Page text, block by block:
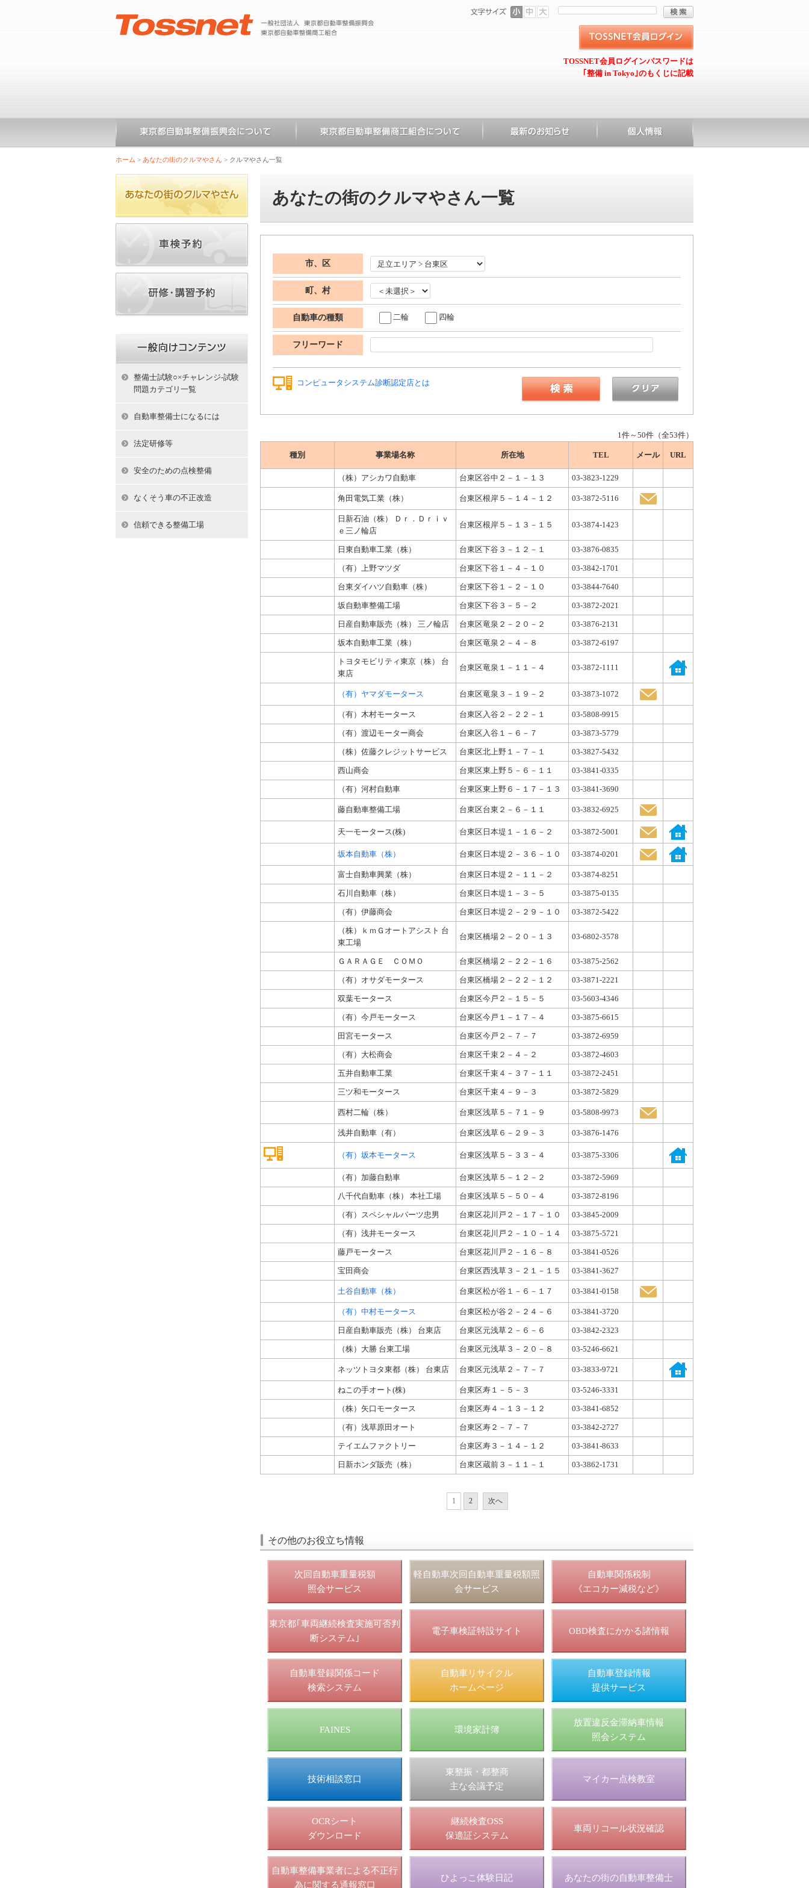
TOSSNET会員ログインパスワードは
｢整備 in Tokyo｣のもくじに記載
ホーム > あなたの街のクルマやさん > クルマやさん一覧
あなたの街のクルマやさん一覧
市、区
町、村
自動車の種類 二輪 四輪
フリーワード
コンピュータシステム診断認定店とは
1件～50件（全53件）
種別 事業場名称 所在地 TEL メール URL
（株）アシカワ自動車 台東区谷中２－１－１３ 03-3823-1229
角田電気工業（株） 台東区根岸５－１４－１２ 03-3872-5116
日新石油（株） Ｄｒ．Ｄｒｉｖ
ｅ三ノ輪店
台東区根岸５－１３－１５ 03-3874-1423
日東自動車工業（株） 台東区下谷３－１２－１ 03-3876-0835
（有）上野マツダ 台東区下谷１－４－１０ 03-3842-1701
台東ダイハツ自動車（株） 台東区下谷１－２－１０ 03-3844-7640
坂自動車整備工場 台東区下谷３－５－２ 03-3872-2021
日産自動車販売（株） 三ノ輪店 台東区竜泉２－２０－２ 03-3876-2131
坂本自動車工業（株） 台東区竜泉２－４－８ 03-3872-6197
トヨタモビリティ東京（株） 台
東店
台東区竜泉１－１１－４ 03-3872-1111
（有）ヤマダモータース 台東区竜泉３－１９－２ 03-3873-1072
（有）木村モータース 台東区入谷２－２２－１ 03-5808-9915
（有）渡辺モーター商会 台東区入谷１－６－７ 03-3873-5779
（株）佐藤クレジットサービス 台東区北上野１－７－１ 03-3827-5432
西山商会 台東区東上野５－６－１１ 03-3841-0335
（有）河村自動車 台東区東上野６－１７－１３ 03-3841-3690
藤自動車整備工場 台東区台東２－６－１１ 03-3832-6925
天一モータース(株) 台東区日本堤１－１６－２ 03-3872-5001
坂本自動車（株） 台東区日本堤２－３６－１０ 03-3874-0201
富士自動車興業（株） 台東区日本堤２－１１－２ 03-3874-8251
石川自動車（株） 台東区日本堤１－３－５ 03-3875-0135
（有）伊藤商会 台東区日本堤２－２９－１０ 03-3872-5422
（株）ｋｍＧオートアシスト 台
東工場
台東区橋場２－２０－１３ 03-6802-3578
ＧＡＲＡＧＥ ＣＯＭＯ 台東区橋場２－２２－１６ 03-3875-2562
（有）オサダモータース 台東区橋場２－２２－１２ 03-3871-2221
双葉モータース 台東区今戸２－１５－５ 03-5603-4346
（有）今戸モータース 台東区今戸１－１７－４ 03-3875-6615
田宮モータース 台東区今戸２－７－７ 03-3872-6959
（有）大松商会 台東区千束２－４－２ 03-3872-4603
五井自動車工業 台東区千束４－３７－１１ 03-3872-2451
三ツ和モータース 台東区千束４－９－３ 03-3872-5829
西村二輪（株） 台東区浅草５－７１－９ 03-5808-9973
浅井自動車（有） 台東区浅草６－２９－３ 03-3876-1476
（有）坂本モータース 台東区浅草５－３３－４ 03-3875-3306
（有）加藤自動車 台東区浅草５－１２－２ 03-3872-5969
八千代自動車（株） 本社工場 台東区浅草５－５０－４ 03-3872-8196
（有）スペシャルパーツ忠男 台東区花川戸２－１７－１０ 03-3845-2009
（有）浅井モータース 台東区花川戸２－１０－１４ 03-3875-5721
藤戸モータース 台東区花川戸２－１６－８ 03-3841-0526
宝田商会 台東区西浅草３－２１－１５ 03-3841-3627
土谷自動車（株） 台東区松が谷１－６－１７ 03-3841-0158
（有）中村モータース 台東区松が谷２－２４－６ 03-3841-3720
日産自動車販売（株） 台東店 台東区元浅草２－６－６ 03-3842-2323
（株）大勝 台東工場 台東区元浅草３－２０－８ 03-5246-6621
ネッツトヨタ東都（株） 台東店 台東区元浅草２－７－７ 03-3833-9721
ねこの手オート(株) 台東区寿１－５－３ 03-5246-3331
（株）矢口モータース 台東区寿４－１３－１２ 03-3841-6852
（有）浅草原田オート 台東区寿２－７－７ 03-3842-2727
テイエムファクトリー 台東区寿３－１４－１２ 03-3841-8633
日新ホンダ販売（株） 台東区蔵前３－１１－１ 03-3862-1731
1 2 次へ
その他のお役立ち情報
次回自動車重量税額
照会サービス
軽自動車次回自動車重量税額照
会サービス
自動車関係税制
《エコカー減税など》
東京都｢車両継続検査実施可否判
断システム｣
電子車検証特設サイト OBD検査にかかる諸情報
自動車登録関係コード
検索システム
自動車リサイクル
ホームページ
自動車登録情報
提供サービス
FAINES 環境家計簿
放置違反金滞納車情報
照会システム
技術相談窓口
東整振・都整商
主な会議予定
マイカー点検教室
OCRシート
ダウンロード
継続検査OSS
保適証システム
車両リコール状況確認
自動車整備事業者による不正行
為に関する通報窓口
ひよっこ体験日記 あなたの街の自動車整備士
整備士試験○×チャレンジ-試験
問題カテゴリ一覧
自動車整備士になるには
法定研修等
安全のための点検整備
なくそう車の不正改造
信頼できる整備工場